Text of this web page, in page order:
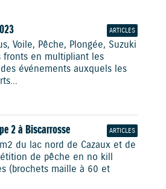
ARTICLES
Voile, Pêche, Plongée, Suzuki
fronts en multipliant les
événements auxquels les
ARTICLES
2 à Biscarrosse
du lac nord de Cazaux et de
de pêche en no kill
(brochets maille à 60 et